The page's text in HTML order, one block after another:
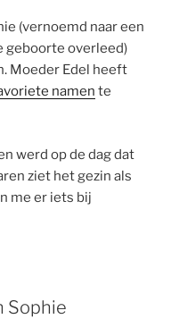
(vernoemd naar een
geboorte overleed)
Moeder Edel heeft
namen te
werd op de dag dat
ziet het gezin als
me er iets bij
Sophie